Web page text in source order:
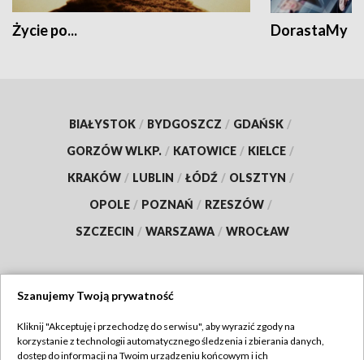
Życie po... DorastaMy
BIAŁYSTOK / BYDGOSZCZ / GDAŃSK /
GORZÓW WLKP. / KATOWICE / KIELCE /
KRAKÓW / LUBLIN / ŁÓDŹ / OLSZTYN /
OPOLE / POZNAŃ / RZESZÓW /
SZCZECIN / WARSZAWA / WROCŁAW
TVP
Szanujemy Twoją prywatność
Kliknij "Akceptuję i przechodzę do serwisu", aby wyrazić zgody na
korzystanie z technologii automatycznego śledzenia i zbierania danych,
dostęp do informacji na Twoim urządzeniu końcowym i ich